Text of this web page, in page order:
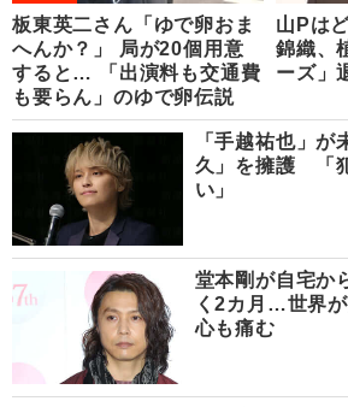
板東英二さん「ゆで卵おま
へんか？」 局が20個用意
すると… 「出演料も交通費
も要らん」のゆで卵伝説
山Pは
錦織、
ーズ」
「手越祐也」
久」を擁護 「
い」
堂本剛が自宅か
く2カ月…世界
心も痛む